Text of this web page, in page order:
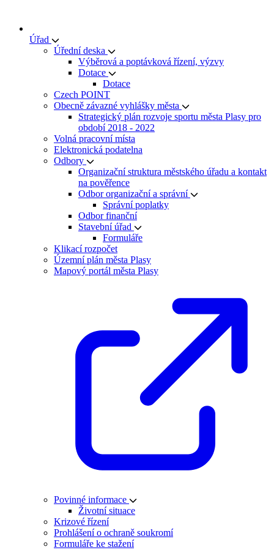
Úřad
Úřední deska
Výběrová a poptávková řízení, výzvy
Dotace
Dotace
Czech POINT
Obecně závazné vyhlášky města
Strategický plán rozvoje sportu města Plasy pro
období 2018 - 2022
Volná pracovní místa
Elektronická podatelna
Odbory
Organizační struktura městského úřadu a kontakt
na pověřence
Odbor organizační a správní
Správní poplatky
Odbor finanční
Stavební úřad
Formuláře
Klikací rozpočet
Územní plán města Plasy
Mapový portál města Plasy
Povinné informace
Životní situace
Krizové řízení
Prohlášení o ochraně soukromí
Formuláře ke stažení